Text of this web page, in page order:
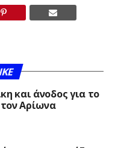
και άνοδος για το
Αρίωνα